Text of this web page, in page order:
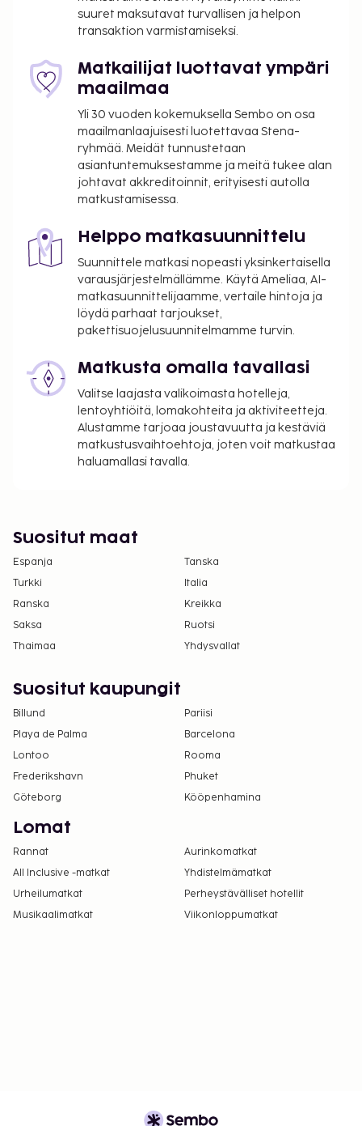
hierontapalvelut ja vartalohoidot. Kokeile
palveluihin kuuluvaa 2 ulkouima-allasta. Myös
kuntokeskus kuuluu tämän hotellin tarjontaan.
Tämän lomakeskuksen palveluihin kuuluu muun
muassa ilmainen langaton internetyhteys,
concierge-palvelut ja lastenvahti (lisämaksusta).
Tämä lomakeskus tarjoaa asiakkailleen 3
ravintolaa. Palveluihin kuuluu myös
ympärivuorokautinen huonepalvelu. Haluatko
rentoutua? Nauti muutama drinkki 2 baarissa.
klo 6.30–10.30.
Majoituspaikka veloittaa seuraavat paikan päällä
suoritettavat maksut. Maksuihin saattaa sisältyä
sovellettavat verot:
Takuumaksu: 1000 THB per majoitustila per
Tässä on mainittu kaikki majoituspaikan meille
ilmoittamat maksut.
Maksu buffetaamiaisesta: noin 800 THB
aikuisille ja 400 THB lapsille
Lisävuode: 1600.0 THB per yö
saattavat muuttua.
Hierontapalvelut tulee varata etukäteen.
Varauksen voi tehdä ottamalla
majoituspaikkaan yhteyttä ennen saapumista
Tämä majoituspaikka ei salli lemmikkejä ja
Asiakkaat voivat päästä huoneeseen
mobiililaitteella.
suuret maksutavat turvallisen ja helpon
transaktion varmistamiseksi.
Matkailijat luottavat ympäri
maailmaa
Yli 30 vuoden kokemuksella Sembo on osa
maailmanlaajuisesti luotettavaa Stena-
ryhmää. Meidät tunnustetaan
asiantuntemuksestamme ja meitä tukee alan
johtavat akkreditoinnit, erityisesti autolla
matkustamisessa.
Helppo matkasuunnittelu
Suunnittele matkasi nopeasti yksinkertaisella
varausjärjestelmällämme. Käytä Ameliaa, AI-
matkasuunnittelijaamme, vertaile hintoja ja
löydä parhaat tarjoukset,
pakettisuojelusuunnitelmamme turvin.
Matkusta omalla tavallasi
Valitse laajasta valikoimasta hotelleja,
lentoyhtiöitä, lomakohteita ja aktiviteetteja.
Alustamme tarjoaa joustavuutta ja kestäviä
matkustusvaihtoehtoja, joten voit matkustaa
haluamallasi tavalla.
Suositut maat
Espanja
Tanska
Turkki
Italia
Ranska
Kreikka
Saksa
Ruotsi
Thaimaa
Yhdysvallat
Suositut kaupungit
Billund
Pariisi
Playa de Palma
Barcelona
Lontoo
Rooma
Frederikshavn
Phuket
Göteborg
Kööpenhamina
Lomat
Rannat
Aurinkomatkat
All Inclusive -matkat
Yhdistelmämatkat
Urheilumatkat
Perheystävälliset hotellit
Musikaalimatkat
Viikonloppumatkat